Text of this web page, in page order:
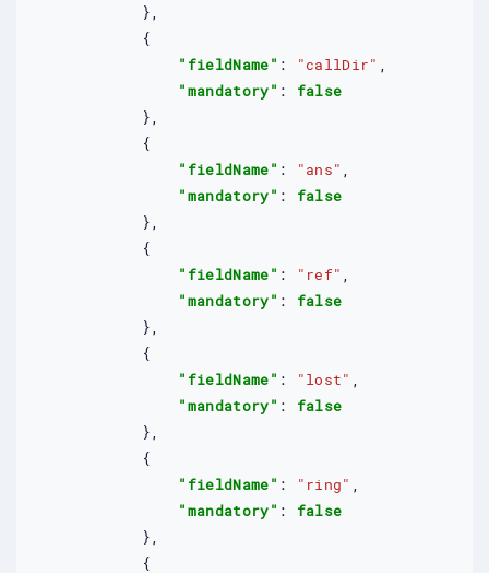
            },
            {
"fieldName" : "callDir" ,
"mandatory" : false
            },
            {
"fieldName" : "ans" ,
"mandatory" : false
            },
            {
"fieldName" : "ref" ,
"mandatory" : false
            },
            {
"fieldName" : "lost" ,
"mandatory" : false
            },
            {
"fieldName" : "ring" ,
"mandatory" : false
            },
            {